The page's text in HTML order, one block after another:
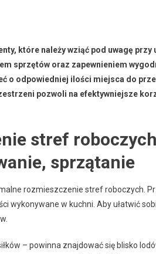
które należy wziąć pod uwagę przy
sprzętów oraz zapewnieniem
o odpowiedniej ilości miejsca do
pozwoli na efektywniejsze
stref
sprzątanie
rozmieszczenie stref roboczych.
wykonywane w kuchni. Aby ułatwić
– powinna znajdować się blisko